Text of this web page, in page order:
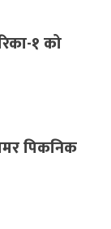
१ को
पिकनिक